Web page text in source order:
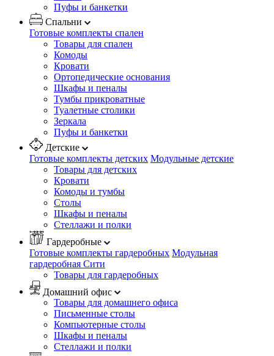
Пуфы и банкетки
Спальни
Готовые комплекты спален
Товары для спален
Комоды
Кровати
Ортопедические основания
Шкафы и пеналы
Тумбы прикроватные
Туалетные столики
Зеркала
Пуфы и банкетки
Детские
Готовые комплекты детских Модульные детские
Товары для детских
Кровати
Комоды и тумбы
Столы
Шкафы и пеналы
Стеллажи и полки
Гардеробные
Готовые комплекты гардеробных Модульная
гардеробная Сити
Товары для гардеробных
Домашний офис
Товары для домашнего офиса
Письменные столы
Компьютерные столы
Шкафы и пеналы
Стеллажи и полки